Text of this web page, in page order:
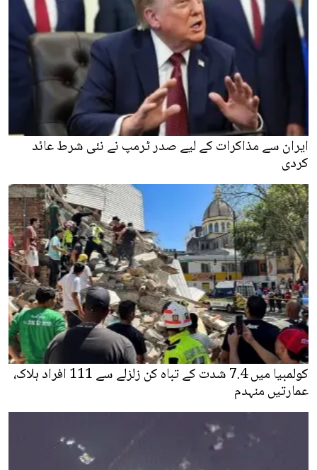
ایران سے مذاکرات کے لیے صدر ٹرمپ نے نئی شرط عائد
کردی
کولمبیا میں 7.4 شدت کے تباہ کن زلزلے سے 111 افراد ہلاک،
عمارتیں منہدم